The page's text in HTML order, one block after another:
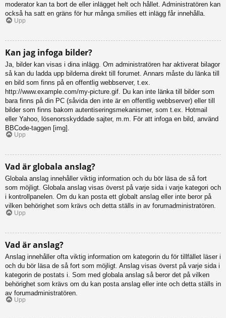
moderator kan ta bort de eller inlägget helt och hållet. Administratören kan
också ha satt en gräns för hur många smilies ett inlägg får innehålla.
Upp
Kan jag infoga bilder?
Ja, bilder kan visas i dina inlägg. Om administratören har aktiverat bilagor
så kan du ladda upp bilderna direkt till forumet. Annars måste du länka till
en bild som finns på en offentlig webbserver, t.ex.
http://www.example.com/my-picture.gif. Du kan inte länka till bilder som
bara finns på din PC (såvida den inte är en offentlig webbserver) eller till
bilder som finns bakom autentiseringsmekanismer, som t.ex. Hotmail
eller Yahoo, lösenorsskyddade sajter, m.m. För att infoga en bild, använd
BBCode-taggen [img].
Upp
Vad är globala anslag?
Globala anslag innehåller viktig information och du bör läsa de så fort
som möjligt. Globala anslag visas överst på varje sida i varje kategori och
i kontrollpanelen. Om du kan posta ett globalt anslag eller inte beror på
vilken behörighet som krävs och detta ställs in av forumadministratören.
Upp
Vad är anslag?
Anslag innehåller ofta viktig information om kategorin du för tillfället läser i
och du bör läsa de så fort som möjligt. Anslag visas överst på varje sida i
kategorin de postats i. Som med globala anslag så beror det på vilken
behörighet som krävs om du kan posta anslag eller inte och detta ställs in
av forumadministratören.
Upp